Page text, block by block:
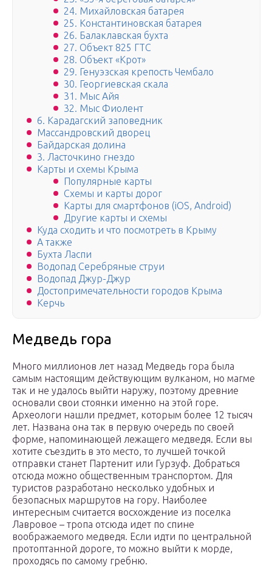
24. Михайловская батарея
25. Константиновская батарея
26. Балаклавская бухта
27. Объект 825 ГТС
28. Объект «Крот»
29. Генуэзская крепость Чембало
30. Георгиевская скала
31. Мыс Айя
32. Мыс Фиолент
6. Карадагский заповедник
Массандровский дворец
Байдарская долина
3. Ласточкино гнездо
Карты и схемы Крыма
Популярные карты
Схемы и карты дорог
Карты для смартфонов (iOS, Android)
Другие карты и схемы
Куда сходить и что посмотреть в Крыму
А также
Бухта Ласпи
Водопад Серебряные струи
Водопад Джур-Джур
Достопримечательности городов Крыма
Керчь
Медведь гора
Много миллионов лет назад Медведь гора была
самым настоящим действующим вулканом, но магме
так и не удалось выйти наружу, поэтому древние
основали свои стоянки именно на этой горе.
Археологи нашли предмет, которым более 12 тысяч
лет. Названа она так в первую очередь по своей
форме, напоминающей лежащего медведя. Если вы
хотите съездить в это место, то лучшей точкой
отправки станет Партенит или Гурзуф. Добраться
отсюда можно общественным транспортом. Для
туристов разработано несколько удобных и
безопасных маршрутов на гору. Наиболее
интересным считается восхождение из поселка
Лавровое – тропа отсюда идет по спине
воображаемого медведя. Если идти по центральной
протоптанной дороге, то можно выйти к морде,
проходясь по самому гребню.